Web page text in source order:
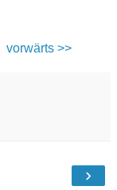
vorwärts >>
›